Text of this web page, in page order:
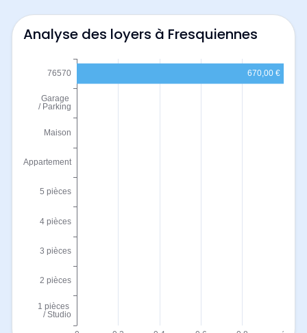
Analyse des loyers à Fresquiennes